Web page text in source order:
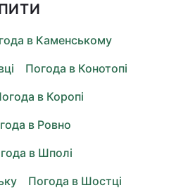
в Каменському
Погода в Конотопі
в Коропі
в Ровно
в Шполі
Погода в Шостці